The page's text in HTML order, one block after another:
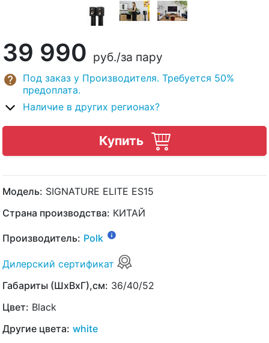
39 990 руб./за пару
Под заказ у Производителя. Требуется 50%
предоплата.
Наличие в других регионах?
Купить
Модель: SIGNATURE ELITE ES15
Страна производства: КИТАЙ
Производитель: Polk
Дилерский сертификат
Габариты (ШхВхГ),см: 36/40/52
Цвет: Black
Другие цвета: white